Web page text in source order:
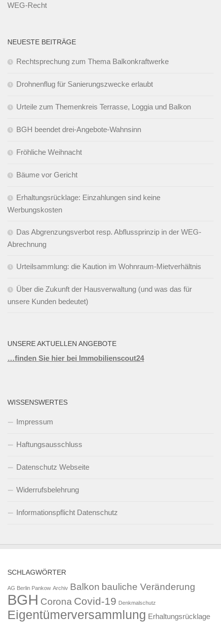
WEG-Recht
NEUESTE BEITRÄGE
Rechtsprechung zum Thema Balkonkraftwerke
Drohnenflug für Sanierungszwecke erlaubt
Urteile zum Themenkreis Terrasse, Loggia und Balkon
BGH beendet drei-Angebote-Wahnsinn
Fröhliche Weihnacht
Bäume vor Gericht
Erhaltungsrücklage: Einzahlungen sind keine
Werbungskosten
Das Abgrenzungsverbot resp. Abflussprinzip in der WEG-
Abrechnung
Urteilsammlung: die Kaution im Wohnraum-Mietverhältnis
Über die Zukunft der Hausverwaltung (und was das für
unsere Kunden bedeutet)
UNSERE AKTUELLEN ANGEBOTE
…finden Sie hier bei Immobilienscout24
WISSENSWERTES
Impressum
Haftungsausschluss
Datenschutz Webseite
Widerrufsbelehrung
Informationspflicht Datenschutz
SCHLAGWÖRTER
AG Berlin Pankow Archiv Balkon bauliche Veränderung
BGH Corona Covid-19 Denkmalschutz
Eigentümerversammlung Erhaltungsrücklage